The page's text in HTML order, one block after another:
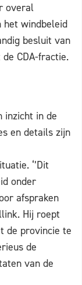
overal
het windbeleid
besluit van
CDA-fractie.
inzicht in de
en details zijn
‘’Dit
onder
afspraken
Hij roept
de provincie te
de
van de